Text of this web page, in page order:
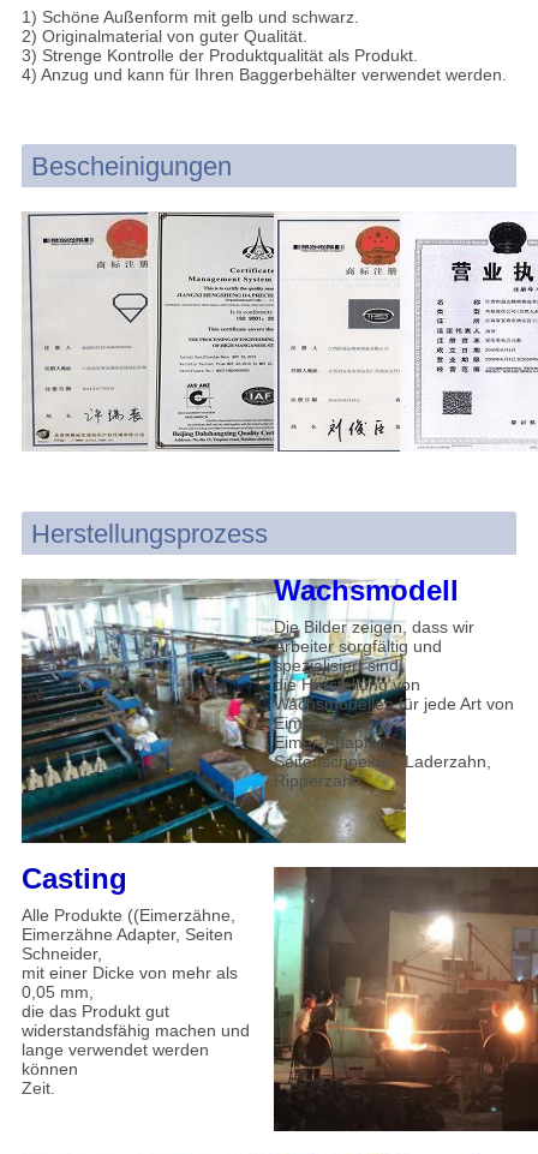
1) Schöne Außenform mit gelb und schwarz.
2) Originalmaterial von guter Qualität.
3) Strenge Kontrolle der Produktqualität als Produkt.
4) Anzug und kann für Ihren Baggerbehälter verwendet werden.
Bescheinigungen
Herstellungsprozess
Wachsmodell
Die Bilder zeigen, dass wir
Arbeiter sorgfältig und
spezialisiert sind
die Herstellung von
Wachsmodellen für jede Art von
Eimerzähnen,
Eimer-Adapter,
Seitenschneider, Laderzahn,
Ripperzahn.
Casting
Alle Produkte ((Eimerzähne,
Eimerzähne Adapter, Seiten
Schneider,
mit einer Dicke von mehr als
0,05 mm,
die das Produkt gut
widerstandsfähig machen und
lange verwendet werden
können
Zeit.